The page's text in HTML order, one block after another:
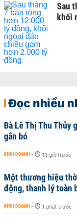
Sau
khối
Đọc nhiều
Bà Lê Thị Thu Thủy
gắn bó
KINH DOANH - 13 giờ trước
Một thương hiệu
động, thanh lý toàn
KINH DOANH - 1 phút trước